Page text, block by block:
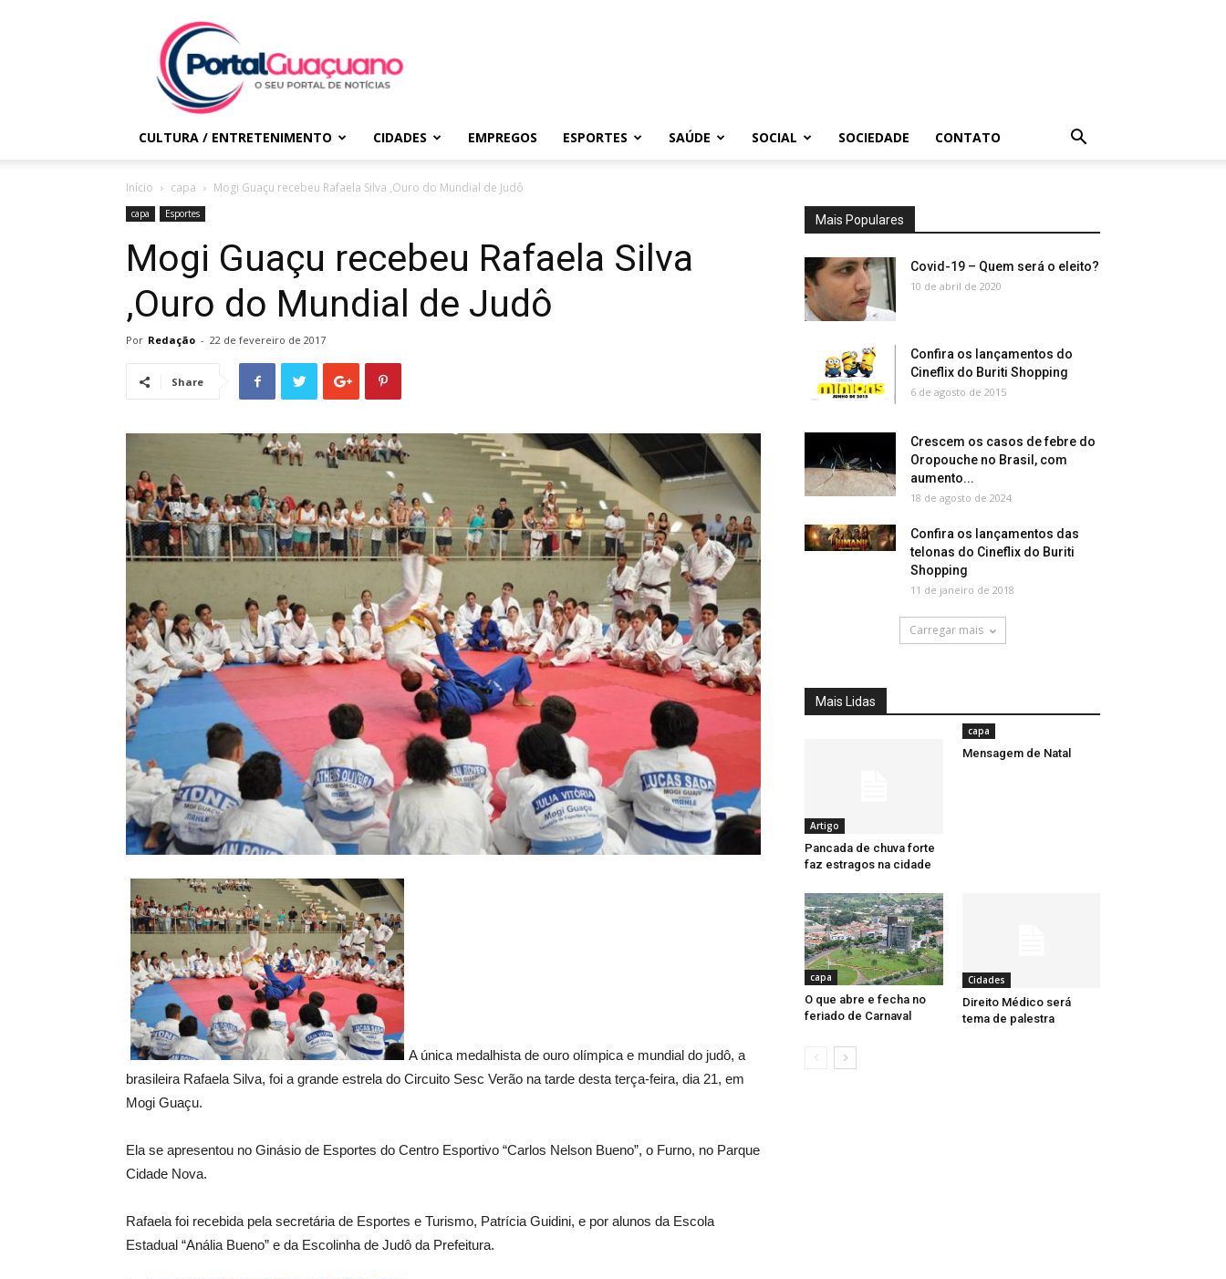
Portal
Guaçuano
CULTURA / ENTRETENIMENTO CIDADES EMPREGOS ESPORTES SAÚDE SOCIAL SOCIEDADE CONTATO
Início capa Mogi Guaçu recebeu Rafaela Silva ,Ouro do Mundial de Judô
capa Esportes
Mogi Guaçu recebeu Rafaela Silva
,Ouro do Mundial de Judô
Por Redação - 22 de fevereiro de 2017
Share
A única medalhista de ouro olímpica e mundial do judô, a
brasileira Rafaela Silva, foi a grande estrela do Circuito Sesc Verão na tarde desta terça-feira, dia 21, em
Mogi Guaçu.
Ela se apresentou no Ginásio de Esportes do Centro Esportivo “Carlos Nelson Bueno”, o Furno, no Parque
Cidade Nova.
Rafaela foi recebida pela secretária de Esportes e Turismo, Patrícia Guidini, e por alunos da Escola
Estadual “Anália Bueno” e da Escolinha de Judô da Prefeitura.
Mais Populares
Covid-19 – Quem será o eleito?
10 de abril de 2020
Confira os lançamentos do
Cineflix do Buriti Shopping
6 de agosto de 2015
Crescem os casos de febre do
Oropouche no Brasil, com
aumento...
18 de agosto de 2024
Confira os lançamentos das
telonas do Cineflix do Buriti
Shopping
11 de janeiro de 2018
Carregar mais
Mais Lidas
Artigo
Pancada de chuva forte
faz estragos na cidade
capa
Mensagem de Natal
capa
O que abre e fecha no
feriado de Carnaval
Cidades
Direito Médico será
tema de palestra